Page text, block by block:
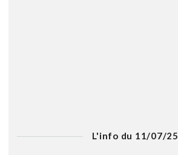
L'info du 11/07/25